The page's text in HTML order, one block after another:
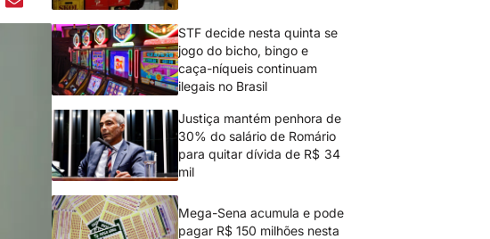
STF decide nesta quinta se
jogo do bicho, bingo e
caça-níqueis continuam
ilegais no Brasil
Justiça mantém penhora de
30% do salário de Romário
para quitar dívida de R$ 34
mil
Mega-Sena acumula e pode
pagar R$ 150 milhões nesta